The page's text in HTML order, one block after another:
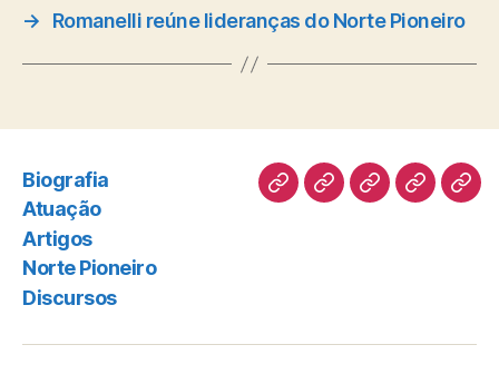
→
Romanelli reúne lideranças do Norte Pioneiro
Biografia
Atuação
Artigos
Norte Pioneiro
Discursos
BiografiaAtuaçãoArtigosNorte